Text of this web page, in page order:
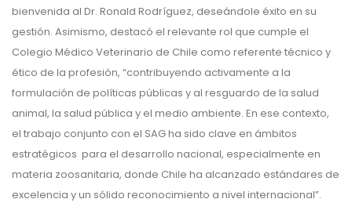
bienvenida al Dr. Ronald Rodríguez, deseándole éxito en su
gestión. Asimismo, destacó el relevante rol que cumple el
Colegio Médico Veterinario de Chile como referente técnico y
ético de la profesión, “contribuyendo activamente a la
formulación de políticas públicas y al resguardo de la salud
animal, la salud pública y el medio ambiente. En ese contexto,
el trabajo conjunto con el SAG ha sido clave en ámbitos
estratégicos para el desarrollo nacional, especialmente en
materia zoosanitaria, donde Chile ha alcanzado estándares de
excelencia y un sólido reconocimiento a nivel internacional”.